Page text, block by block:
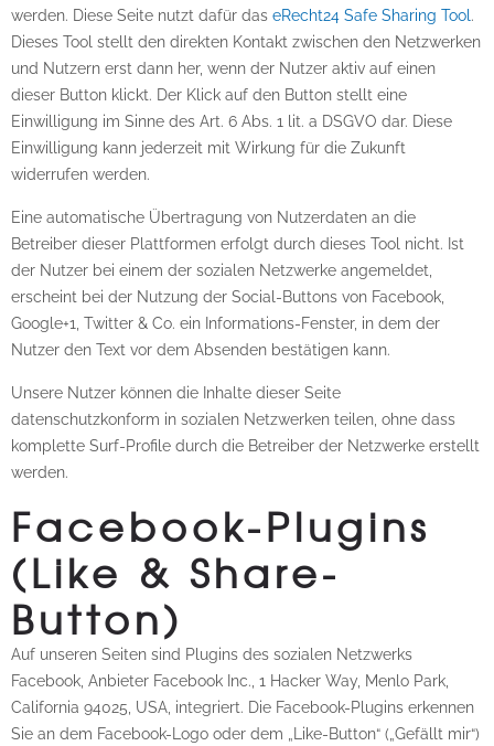
werden. Diese Seite nutzt dafür das eRecht24 Safe Sharing Tool.
Dieses Tool stellt den direkten Kontakt zwischen den Netzwerken
und Nutzern erst dann her, wenn der Nutzer aktiv auf einen
dieser Button klickt. Der Klick auf den Button stellt eine
Einwilligung im Sinne des Art. 6 Abs. 1 lit. a DSGVO dar. Diese
Einwilligung kann jederzeit mit Wirkung für die Zukunft
widerrufen werden.
Eine automatische Übertragung von Nutzerdaten an die
Betreiber dieser Plattformen erfolgt durch dieses Tool nicht. Ist
der Nutzer bei einem der sozialen Netzwerke angemeldet,
erscheint bei der Nutzung der Social-Buttons von Facebook,
Google+1, Twitter & Co. ein Informations-Fenster, in dem der
Nutzer den Text vor dem Absenden bestätigen kann.
Unsere Nutzer können die Inhalte dieser Seite
datenschutzkonform in sozialen Netzwerken teilen, ohne dass
komplette Surf-Profile durch die Betreiber der Netzwerke erstellt
werden.
Facebook-Plugins
(Like & Share-
Button)
Auf unseren Seiten sind Plugins des sozialen Netzwerks
Facebook, Anbieter Facebook Inc., 1 Hacker Way, Menlo Park,
California 94025, USA, integriert. Die Facebook-Plugins erkennen
Sie an dem Facebook-Logo oder dem „Like-Button“ („Gefällt mir“)